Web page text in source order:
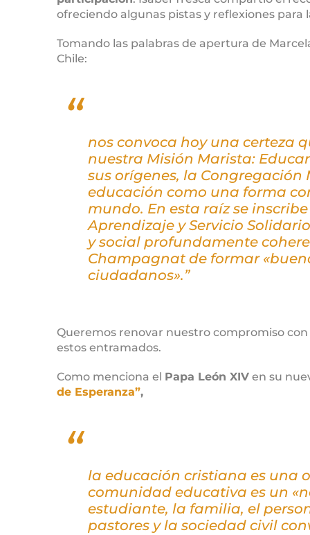
ofreciendo algunas pistas y reflexiones para
Tomando las palabras de apertura de
Chile:
nos convoca hoy una certeza
nuestra Misión Marista:
sus orígenes, la
educación como una forma
mundo. En esta raíz se
Aprendizaje y Servicio
y social profundamente
Champagnat de formar
ciudadanos».”
Queremos renovar nuestro compromiso
estos entramados.
Como menciona el Papa León XIV en su
de Esperanza”,
la educación cristiana es una
comunidad educativa es un
estudiante, la familia, el
pastores y la sociedad civil